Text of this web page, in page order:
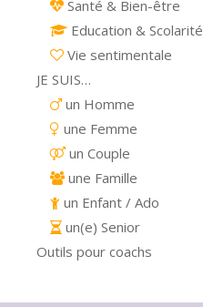
Santé & Bien-être
Education & Scolarité
Vie sentimentale
JE SUIS…
un Homme
une Femme
un Couple
une Famille
un Enfant / Ado
un(e) Senior
Outils pour coachs